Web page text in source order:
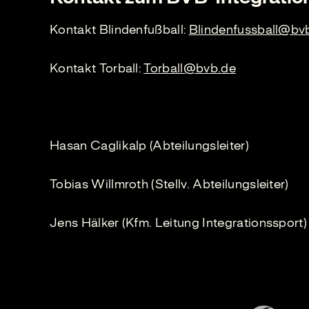
Kontakt Blindenfußball:
Kontakt Torball:Torball@bvb.de
Hasan Caglikalp (Abteilungsleiter)
Tobias Willmroth (Stellv. Abteilungsleiter)
Jens Hälker (Kfm. Leitung Integrationssport)